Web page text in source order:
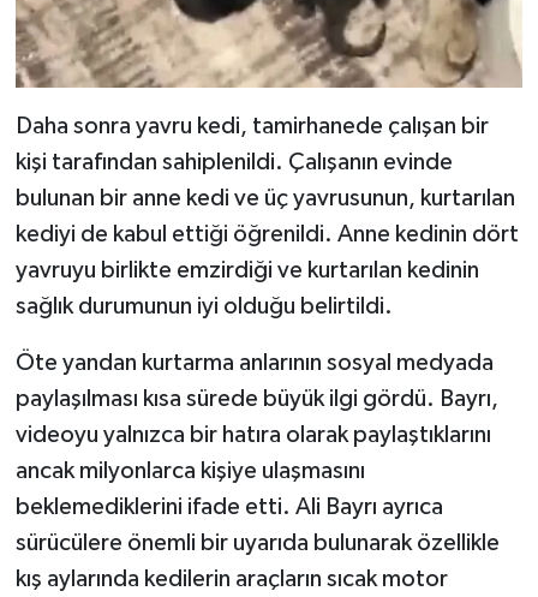
Daha sonra yavru kedi, tamirhanede çalışan bir
kişi tarafından sahiplenildi. Çalışanın evinde
bulunan bir anne kedi ve üç yavrusunun, kurtarılan
kediyi de kabul ettiği öğrenildi. Anne kedinin dört
yavruyu birlikte emzirdiği ve kurtarılan kedinin
sağlık durumunun iyi olduğu belirtildi.
Öte yandan kurtarma anlarının sosyal medyada
paylaşılması kısa sürede büyük ilgi gördü. Bayrı,
videoyu yalnızca bir hatıra olarak paylaştıklarını
ancak milyonlarca kişiye ulaşmasını
beklemediklerini ifade etti. Ali Bayrı ayrıca
sürücülere önemli bir uyarıda bulunarak özellikle
kış aylarında kedilerin araçların sıcak motor